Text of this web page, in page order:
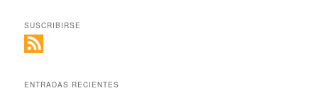
SUSCRIBIRSE
ENTRADAS RECIENTES